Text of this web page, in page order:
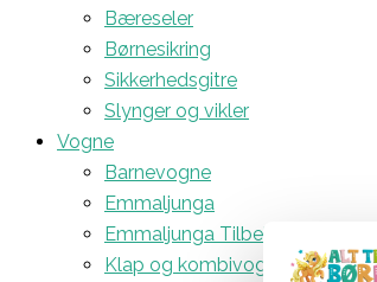
Bæreseler
Børnesikring
Sikkerhedsgitre
Slynger og vikler
Vogne
Barnevogne
Emmaljunga
Emmaljunga Tilbehør
Klap og kombivogne